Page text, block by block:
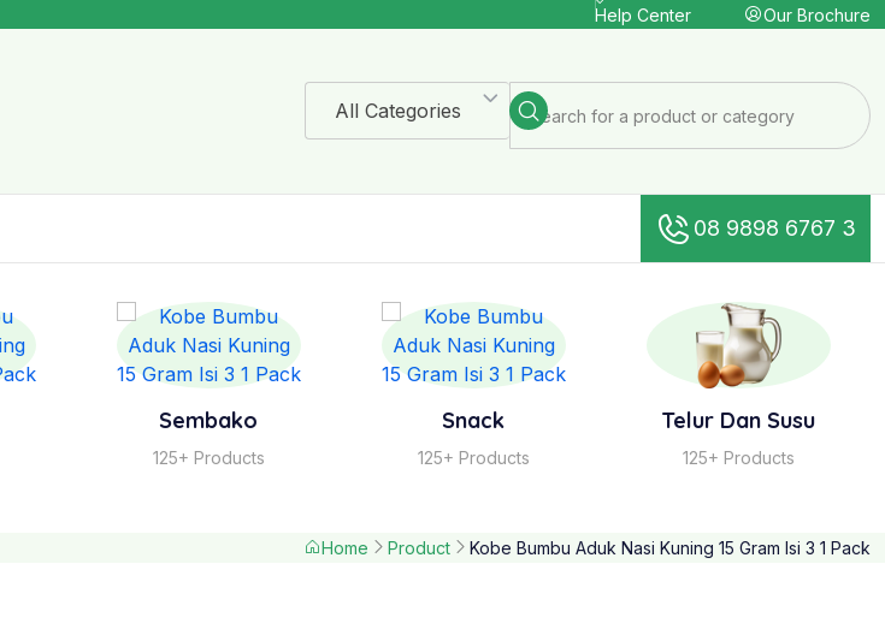
Help Center Our Brochure
All Categories
08 9898 6767 3
Sembako
125+ Products
Snack
125+ Products
Telur Dan Susu
125+ Products
Home Product Kobe Bumbu Aduk Nasi Kuning 15 Gram Isi 3 1 Pack